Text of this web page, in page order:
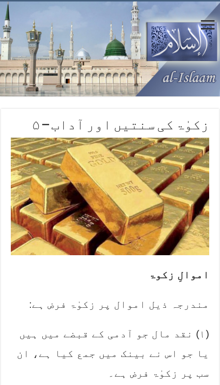
زکوٰۃ کی سنتیں اور آداب – ‏۵
اموالِ زکوۃ
مندرجہ ذیل اموال پر زکوٰۃ فرض ہے:
‏(۱) نقد مال جو آدمی کے قبضے میں ہیں
یا جو اس نے بینک میں جمع کیا ہے، ان
سب پر زکوٰۃ فرض ہے۔